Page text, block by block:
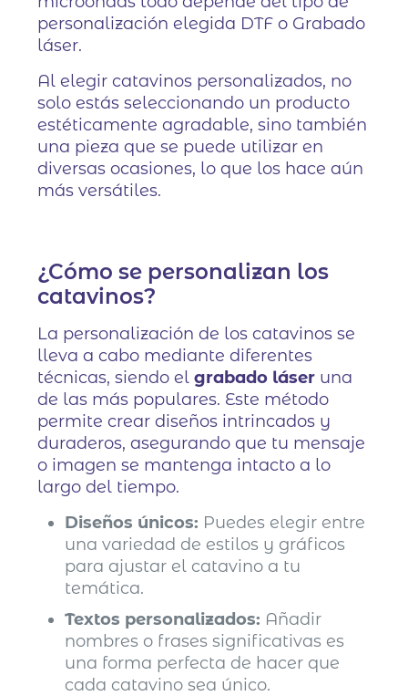
personalización elegida DTF o Grabado
láser.
Al elegir catavinos personalizados, no
solo estás seleccionando un producto
estéticamente agradable, sino también
una pieza que se puede utilizar en
diversas ocasiones, lo que los hace aún
más versátiles.
¿Cómo se personalizan los
catavinos?
La personalización de los catavinos se
lleva a cabo mediante diferentes
técnicas, siendo elgrabado láser una
de las más populares. Este método
permite crear diseños intrincados y
duraderos, asegurando que tu mensaje
o imagen se mantenga intacto a lo
largo del tiempo.
Diseños únicos: Puedes elegir entre
una variedad de estilos y gráficos
para ajustar el catavino a tu
temática.
Textos personalizados: Añadir
nombres o frases significativas es
una forma perfecta de hacer que
cada catavino sea único.